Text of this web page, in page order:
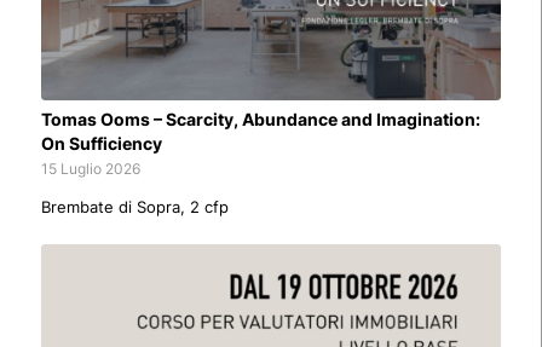
Tomas Ooms – Scarcity, Abundance and Imagination:
On Sufficiency
15 Luglio 2026
Brembate di Sopra, 2 cfp